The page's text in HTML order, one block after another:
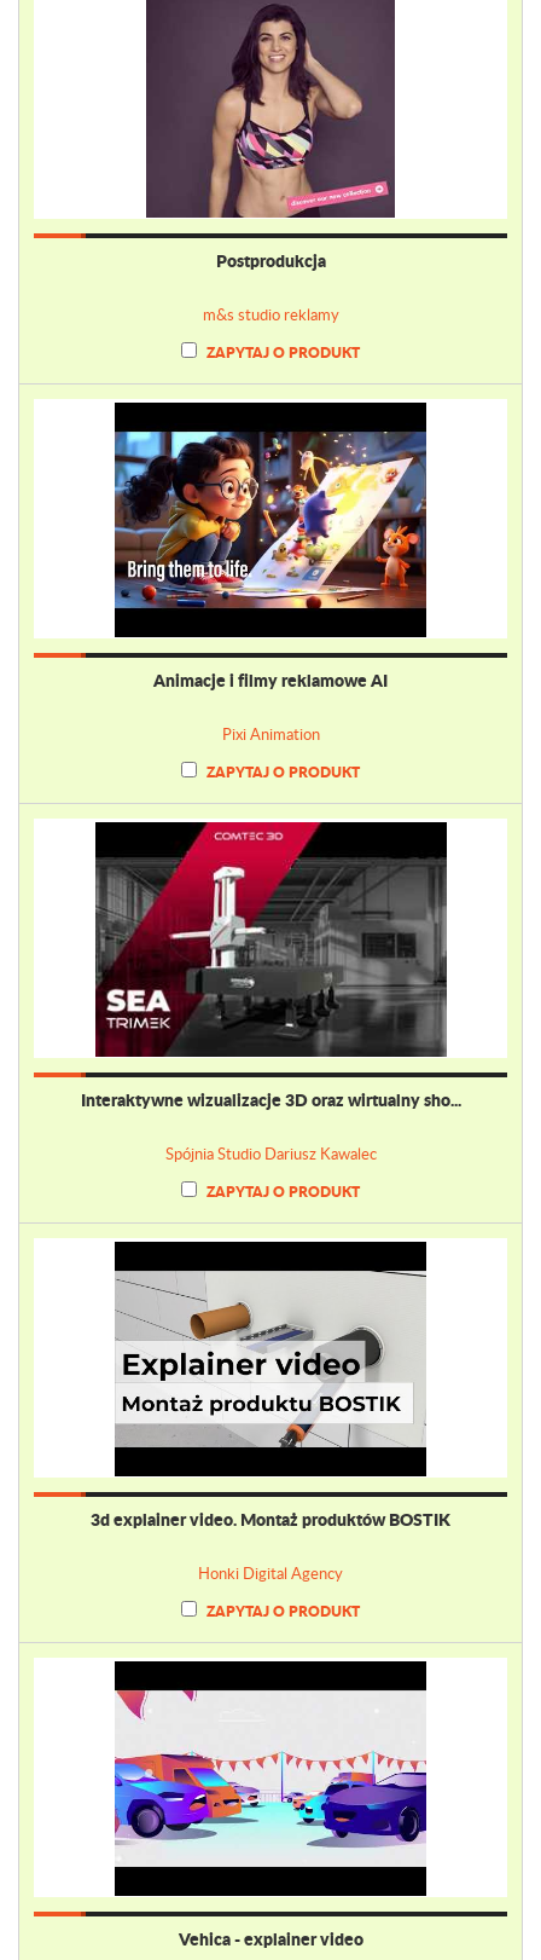
Postprodukcja
m&s studio reklamy
ZAPYTAJ O PRODUKT
Animacje i filmy reklamowe AI
Pixi Animation
ZAPYTAJ O PRODUKT
Interaktywne wizualizacje 3D oraz wirtualny sho...
Spójnia Studio Dariusz Kawalec
ZAPYTAJ O PRODUKT
3d explainer video. Montaż produktów BOSTIK
Honki Digital Agency
ZAPYTAJ O PRODUKT
Vehica - explainer video